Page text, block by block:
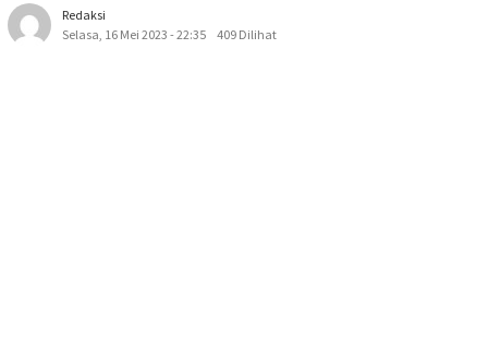
Redaksi
Selasa, 16 Mei 2023 - 22:35
409 Dilihat